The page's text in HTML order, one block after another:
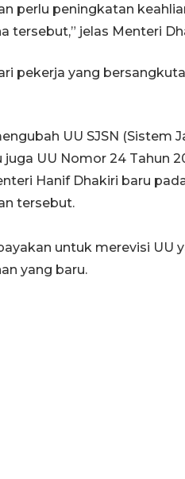
perlu peningkatan
tersebut,” jelas Menteri
pekerja yang
UU SJSN (Sistem
UU Nomor 24 Tahun
Hanif Dhakiri baru
tersebut.
untuk merevisi UU
yang baru.